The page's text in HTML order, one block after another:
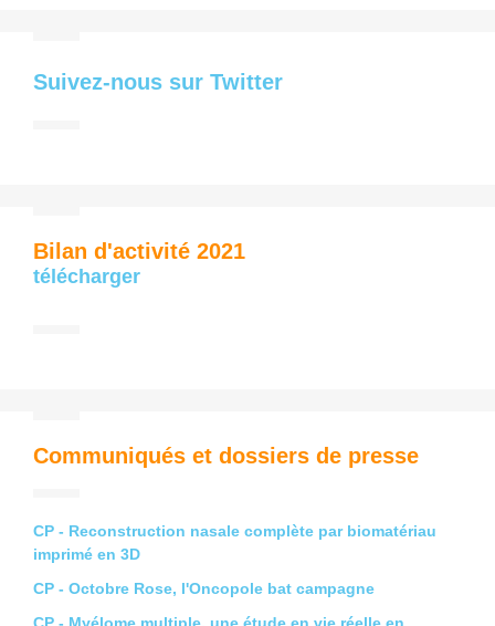
Suivez-nous sur Twitter
Bilan d'activité 2021
télécharger
Communiqués et dossiers de presse
CP - Reconstruction nasale complète par biomatériau
imprimé en 3D
CP - Octobre Rose, l'Oncopole bat campagne